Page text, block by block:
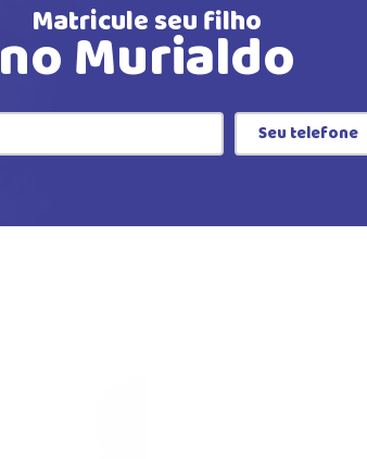
Matricule seu filho
no Murialdo